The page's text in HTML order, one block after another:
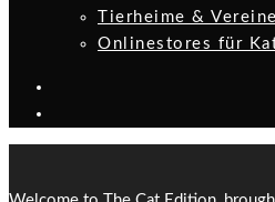
Tierheime & Vereine
Onlinestores für